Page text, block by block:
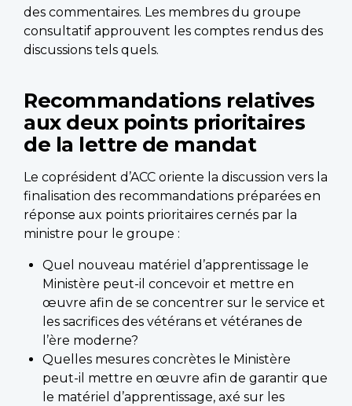
des commentaires. Les membres du groupe
consultatif approuvent les comptes rendus des
discussions tels quels.
Recommandations relatives
aux deux points prioritaires
de la lettre de mandat
Le coprésident d’ACC oriente la discussion vers la
finalisation des recommandations préparées en
réponse aux points prioritaires cernés par la
ministre pour le groupe :
Quel nouveau matériel d’apprentissage le
Ministère peut-il concevoir et mettre en
œuvre afin de se concentrer sur le service et
les sacrifices des vétérans et vétéranes de
l’ère moderne?
Quelles mesures concrètes le Ministère
peut-il mettre en œuvre afin de garantir que
le matériel d’apprentissage, axé sur les